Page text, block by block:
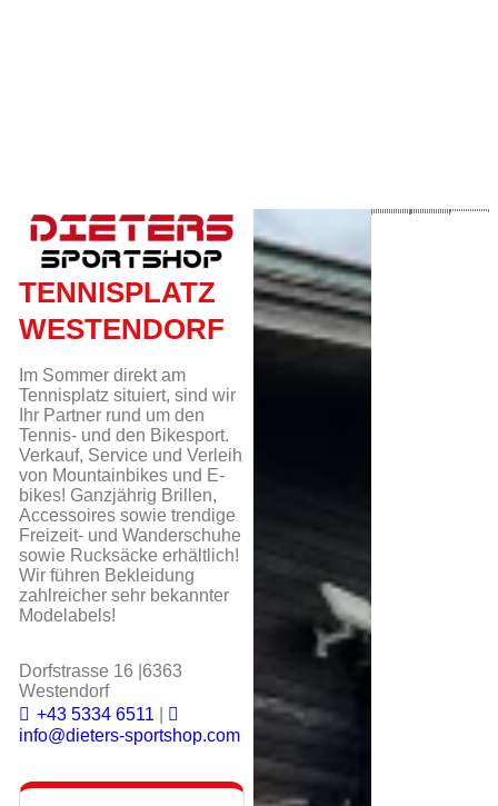
TENNISPLATZ
WESTENDORF
Im Sommer direkt am
Tennisplatz situiert, sind wir
Ihr Partner rund um den
Tennis- und den Bikesport.
Verkauf, Service und Verleih
von Mountainbikes und E-
bikes! Ganzjährig Brillen,
Accessoires sowie trendige
Freizeit- und Wanderschuhe
sowie Rucksäcke erhältlich!
Wir führen Bekleidung
zahlreicher sehr bekannter
Modelabels!
Dorfstrasse 16 |6363
Westendorf
+43 5334 6511
info@dieters-sportshop.com